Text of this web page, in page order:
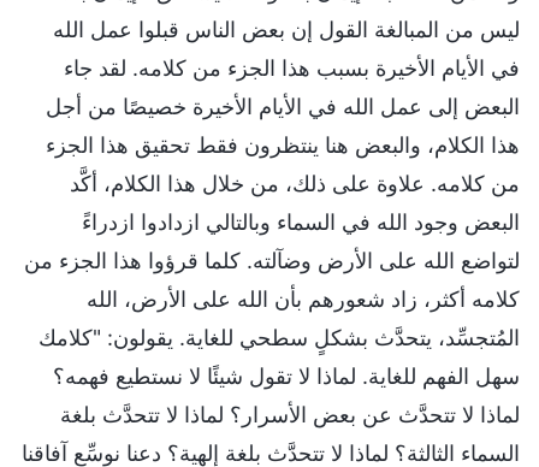
ليس من المبالغة القول إن بعض الناس قبلوا عمل الله
في الأيام الأخيرة بسبب هذا الجزء من كلامه. لقد جاء
البعض إلى عمل الله في الأيام الأخيرة خصيصًا من أجل
هذا الكلام، والبعض هنا ينتظرون فقط تحقيق هذا الجزء
من كلامه. علاوة على ذلك، من خلال هذا الكلام، أكَّد
البعض وجود الله في السماء وبالتالي ازدادوا ازدراءً
لتواضع الله على الأرض وضآلته. كلما قرؤوا هذا الجزء من
كلامه أكثر، زاد شعورهم بأن الله على الأرض، الله
المُتجسِّد، يتحدَّث بشكلٍ سطحي للغاية. يقولون: "كلامك
سهل الفهم للغاية. لماذا لا تقول شيئًا لا نستطيع فهمه؟
لماذا لا تتحدَّث عن بعض الأسرار؟ لماذا لا تتحدَّث بلغة
السماء الثالثة؟ لماذا لا تتحدَّث بلغة إلهية؟ دعنا نوسِّع آفاقنا